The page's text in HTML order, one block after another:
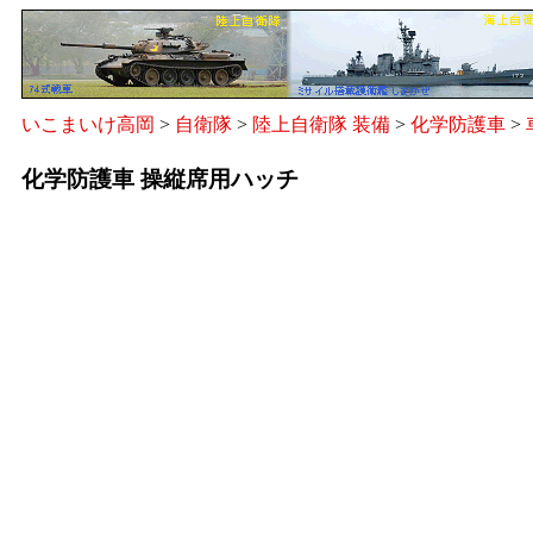
いこまいけ高岡 > 自衛隊 > 陸上自衛隊 装備 > 化学防護車 >
化学防護車 操縦席用ハッチ